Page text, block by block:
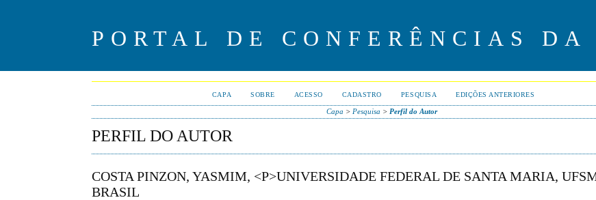
PORTAL DE CONFERÊNCIAS DA
CAPA SOBRE ACESSO CADASTRO PESQUISA EDIÇÕES ANTERIORES
Capa > Pesquisa > Perfil do Autor
PERFIL DO AUTOR
COSTA PINZON, YASMIM, <P>UNIVERSIDADE FEDERAL DE SANTA MARIA,
BRASIL